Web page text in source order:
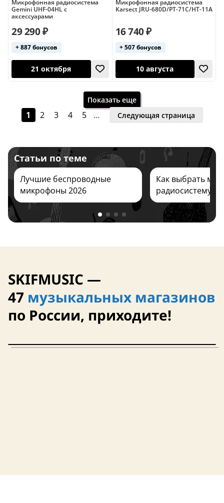
21 октября
Микрофонная радиосистема
Gemini UHF-04HL с
аксессуарами
29 290 ₽
+ 887 бонусов
21 октября
Микрофонная радиосистема
Karsect JRU-680D/PT-71C/HT-11A
16 740 ₽
+ 507 бонусов
10 августа
Показать еще
1 2 3 4 5 … Следующая страница
Статьи по теме
Лучшие беспроводные
микрофоны 2026
Как выбрать
радиосистему
SKIFMUSIC —
47 музыкальных магазинов
по России, приходите!